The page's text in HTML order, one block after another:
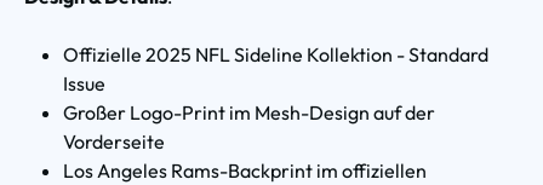
Offizielle 2025 NFL Sideline Kollektion - Standard
Issue
Großer Logo-Print im Mesh-Design auf der
Vorderseite
Los Angeles Rams-Backprint im offiziellen